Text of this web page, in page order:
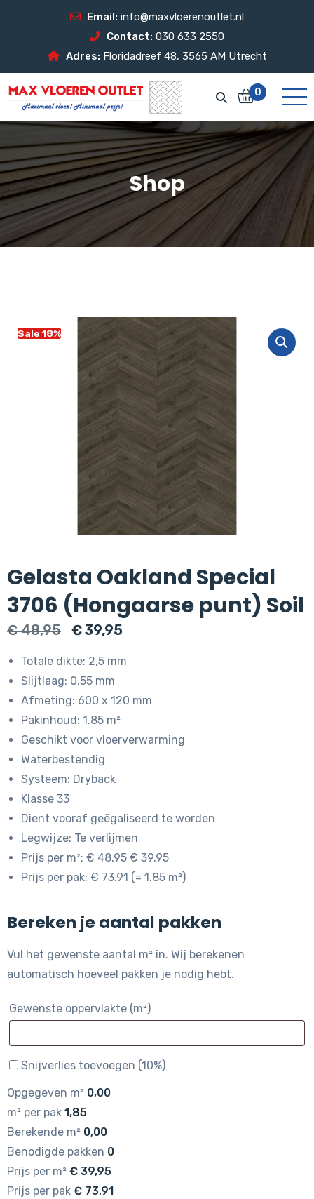
Email: info@maxvloerenoutlet.nl
Contact: 030 633 2550
Adres: Floridadreef 48, 3565 AM Utrecht
0
Shop
Sale 18%
Gelasta Oakland Special
3706 (Hongaarse punt) Soil
€48,95
Oorspronkelijke
€ 48,95.
€39,95
€ 39,95.
Totale dikte: 2,5 mm
Slijtlaag: 0,55 mm
Afmeting: 600 x 120 mm
Pakinhoud: 1.85 m²
Geschikt voor vloerverwarming
Waterbestendig
Systeem: Dryback
Klasse 33
Dient vooraf geëgaliseerd te worden
Legwijze: Te verlijmen
Prijs per m²: € 48.95 € 39.95
Prijs per pak: € 73.91 (= 1.85 m²)
Bereken je aantal pakken
Vul het gewenste aantal m² in. Wij berekenen
automatisch hoeveel pakken je nodig hebt.
Gewenste oppervlakte (m²)
Snijverlies toevoegen (10%)
Opgegeven m² 0,00
m² per pak 1,85
Berekende m² 0,00
Benodigde pakken 0
Prijs per m² € 39,95
Prijs per pak € 73,91